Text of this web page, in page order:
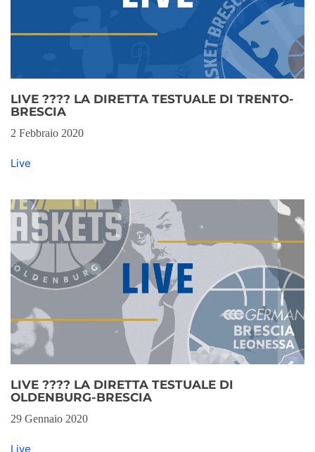
LIVE ???? LA DIRETTA TESTUALE DI TRENTO-
BRESCIA
2 Febbraio 2020
Live
LIVE ???? LA DIRETTA TESTUALE DI
OLDENBURG-BRESCIA
29 Gennaio 2020
Live